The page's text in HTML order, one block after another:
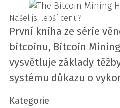
Našel jsi lepší cenu?
První kniha ze série
bitcoinu, Bitcoin
vysvětluje základy
systému důkazu o
Kategorie